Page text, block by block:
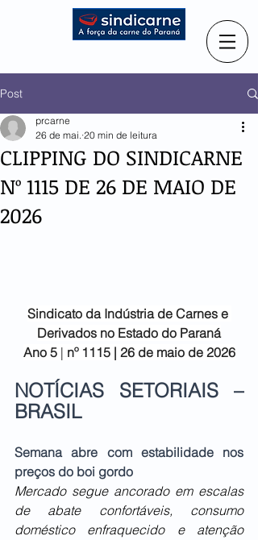
Post
CLIPPING DO SINDICARNE
Nº 1115 DE 26 DE MAIO DE
2026
prcarne
26 de mai. 20 min de leitura
Sindicato da Indústria de Carnes e
Derivados no Estado do Paraná
Ano 5 | nº 1115 | 26 de maio de 2026
NOTÍCIAS SETORIAIS –
BRASIL
Semana abre com estabilidade nos
preços do boi gordo
Mercado segue ancorado em escalas
de abate confortáveis, consumo
doméstico enfraquecido e atenção